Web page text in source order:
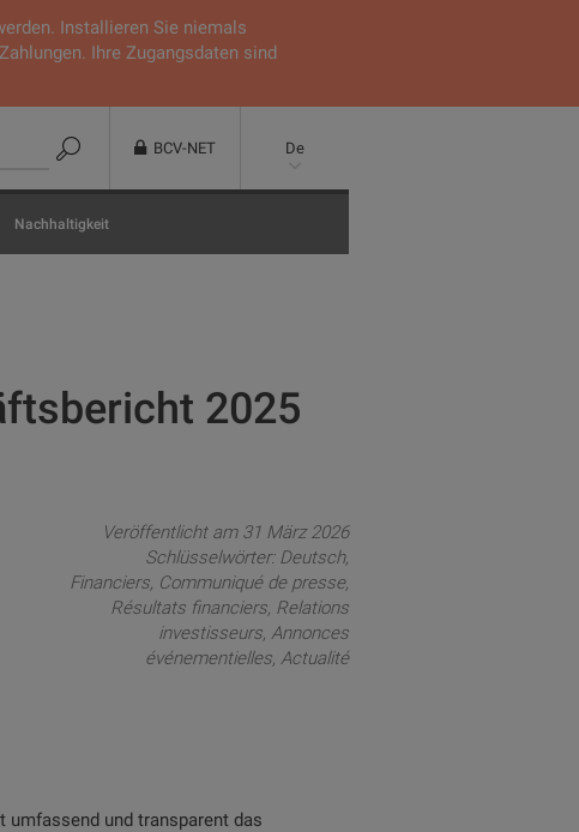
Installieren Sie niemals
Ihre Zugangsdaten sind
BCV-NET De
Nachhaltigkeit
2025
Veröffentlicht am 31 März 2026
Schlüsselwörter: Deutsch
Financiers Communiqué de presse
Résultats financiers Relations
investisseurs Annonces
événementielles Actualité
umfassend und transparent das